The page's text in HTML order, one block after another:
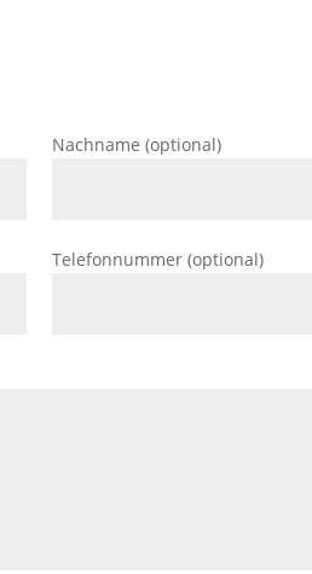
Nachname (optional)
Telefonnummer (optional)